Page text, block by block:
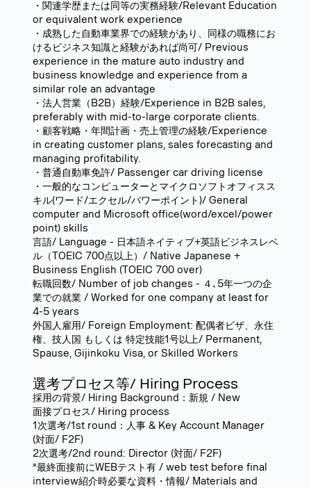
・関連学歴または同等の実務経験/Relevant Education
or equivalent work experience
・成熟した自動車業界での経験があり、同様の職務にお
けるビジネス知識と経験があれば尚可/ Previous
experience in the mature auto industry and
business knowledge and experience from a
similar role an advantage
・法人営業（B2B）経験/Experience in B2B sales,
preferably with mid-to-large corporate clients.
・顧客戦略・年間計画・売上管理の経験/Experience
in creating customer plans, sales forecasting and
managing profitability.
・普通自動車免許/ Passenger car driving license
・一般的なコンピューターとマイクロソフトオフィスス
キル(ワード/エクセル/パワーポイント)/ General
computer and Microsoft office(word/excel/power
point) skills
言語/ Language - 日本語ネイティブ+英語ビジネスレベ
ル（TOEIC 700点以上）/ Native Japanese +
Business English (TOEIC 700 over)
転職回数/ Number of job changes - ４､5年一つの企
業での就業 / Worked for one company at least for
4-5 years
外国人雇用/ Foreign Employment: 配偶者ビザ、永住
権、技人国 もしくは 特定技能1号以上/ Permanent,
Spause, Gijinkoku Visa, or Skilled Workers
選考プロセス等/ Hiring Process
採用の背景/ Hiring Background：新規 / New
面接プロセス/ Hiring process
1次選考/1st round：人事 & Key Account Manager
(対面/ F2F)
2次選考/2nd round: Director (対面/ F2F)
*最終面接前にWEBテスト有 / web test before final
interview紹介時必要な資料・情報/ Materials and